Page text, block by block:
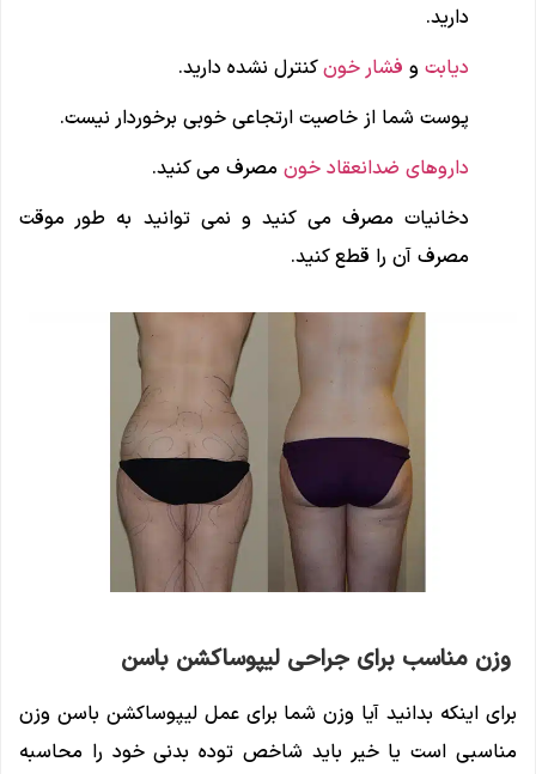
دارید.
دیابت و فشار خونکنترل نشده دارید.
پوست شما از خاصیت ارتجاعی خوبی برخوردار نیست.
داروهای ضدانعقاد خون مصرف می کنید.
دخانیات مصرف می کنید و نمی توانید به طور موقت
مصرف آن را قطع کنید.
وزن مناسب برای جراحی لیپوساکشن باسن
برای اینکه بدانید آیا وزن شما برای عمل لیپوساکشن باسن وزن
مناسبی است یا خیر باید شاخص توده بدنی خود را محاسبه